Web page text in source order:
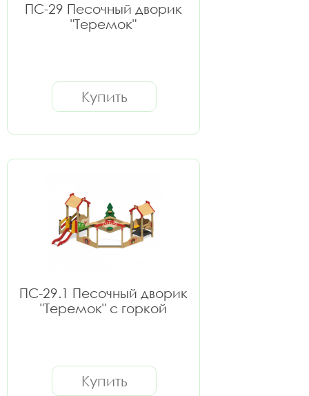
ПС-29 Песочный дворик
"Теремок"
Купить
ПС-29.1 Песочный дворик
"Теремок" с горкой
Купить